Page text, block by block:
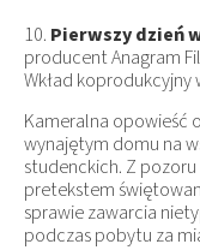
10. Pierwszy dzień
producent Anagram
Wkład koprodukcyjny
Kameralna opowieść
wynajętym domu na
studenckich. Z
pretekstem
sprawie zawarcia
podczas pobytu za